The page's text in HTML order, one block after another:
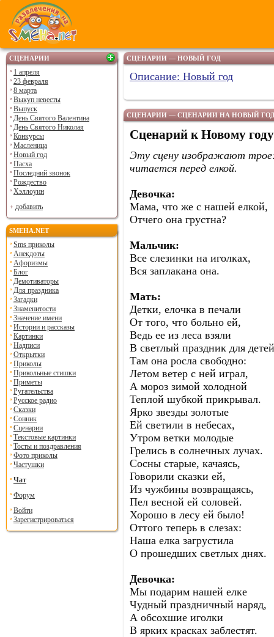
СЦЕНАРИИ
1 апреля
23 февраля
8 марта
Выкуп невесты
Выпуск
День Святого Валентина
День Святого Николая
Конкурсы
Масленица
Новый год
Пасха
Последний звонок
Рождество
Хэллоуин
добавить
SMEHA.NET
Sms приколы
Анекдоты
Афоризмы
Блог
Демотиваторы
Для праздника
Загадки
Знаменитости
Значение имени
Истории и рассказы
Картинки
Надписи
Открытки
Приколы
Прикольные стишки
Приметы
Ругательства
Русское радио
Сказки
Сонник
Сценарии
Текстовые картинки
Тосты и поздравления
Фото приколы
Частушки
Чат
Форум
Войти
Зарегистрироваться
СЦЕНАРИИ — НОВЫЙ ГОД
Описание: Новый год
СЦЕНАРИИ — СЦЕНАРИИ НА НОВЫЙ
Сценарий к Новому
Эту сцену изображают
читается перед елкой.
Девочка:
Мама, что же с нашей елкой,
Отчего она грустна?
Мальчик:
Все слезинки на иголках,
Вся заплакана она.
Мать:
Детки, елочка в печали
От того, что больно ей,
Ведь ее из леса взяли
В светлый праздник для
Там она росла свободно:
Летом ветер с ней играл,
А мороз зимой холодной
Теплой шубкой прикрывал.
Ярко звезды золотые
Ей светили в небесах,
Утром ветки молодые
Грелись в солнечных лучах.
Сосны старые, качаясь,
Говорили сказки ей,
Из чужбины возвращаясь,
Пел весной ей соловей.
Хорошо в лесу ей было!
Оттого теперь в слезах:
Наша елка загрустила
О прошедших светлых днях.
Девочка:
Мы подарим нашей елке
Чудный праздничный наряд,
А обсохшие иголки
В ярких красках заблестят.